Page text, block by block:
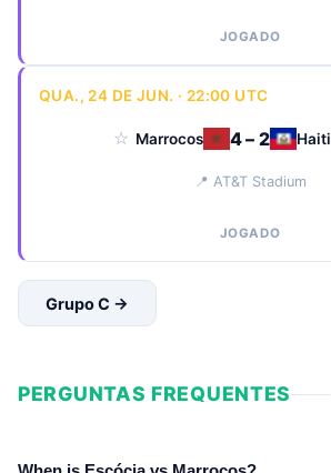
JOGADO
QUA., 24 DE JUN. · 22:00 UTC
☆ Marrocos 4 – 2 Haiti
📍 AT&T Stadium
JOGADO
Grupo C →
PERGUNTAS FREQUENTES